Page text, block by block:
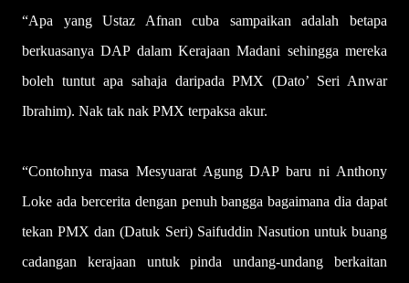
“Apa yang Ustaz Afnan cuba sampaikan adalah betapa
berkuasanya DAP dalam Kerajaan Madani sehingga mereka
boleh tuntut apa sahaja daripada PMX (Dato’ Seri Anwar
Ibrahim). Nak tak nak PMX terpaksa akur.
“Contohnya masa Mesyuarat Agung DAP baru ni Anthony
Loke ada bercerita dengan penuh bangga bagaimana dia dapat
tekan PMX dan (Datuk Seri) Saifuddin Nasution untuk buang
cadangan kerajaan untuk pinda undang-undang berkaitan